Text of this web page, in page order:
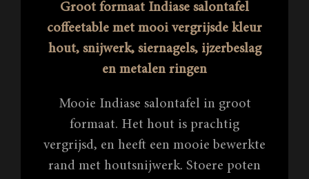
Groot formaat Indiase salontafel
coffeetable met mooi vergrijsde kleur
hout, snijwerk, siernagels, ijzerbeslag
en metalen ringen
Mooie Indiase salontafel in groot
formaat. Het hout is prachtig
vergrijsd, en heeft een mooie bewerkte
rand met houtsnijwerk. Stoere poten